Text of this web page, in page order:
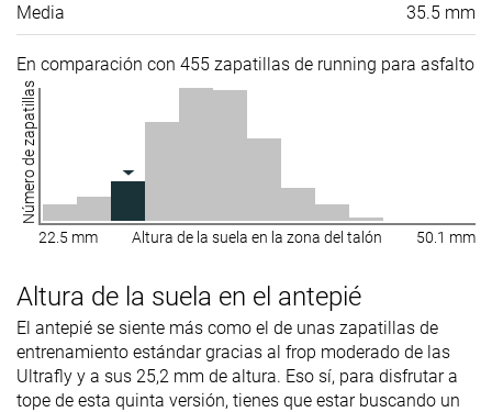
Media 35.5 mm
En comparación con 455 zapatillas de running para asfalto
Número de zapatillas
22.5 mm Altura de la suela en la zona del talón 50.1 mm
Altura de la suela en el antepié
El antepié se siente más como el de unas zapatillas de
entrenamiento estándar gracias al frop moderado de las
Ultrafly y a sus 25,2 mm de altura. Eso sí, para disfrutar a
tope de esta quinta versión, tienes que estar buscando un